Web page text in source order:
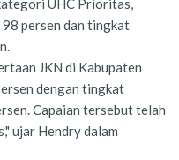
UHC Prioritas,
98 persen dan tingkat
JKN di Kabupaten
dengan tingkat
Capaian tersebut telah
ujar Hendry dalam